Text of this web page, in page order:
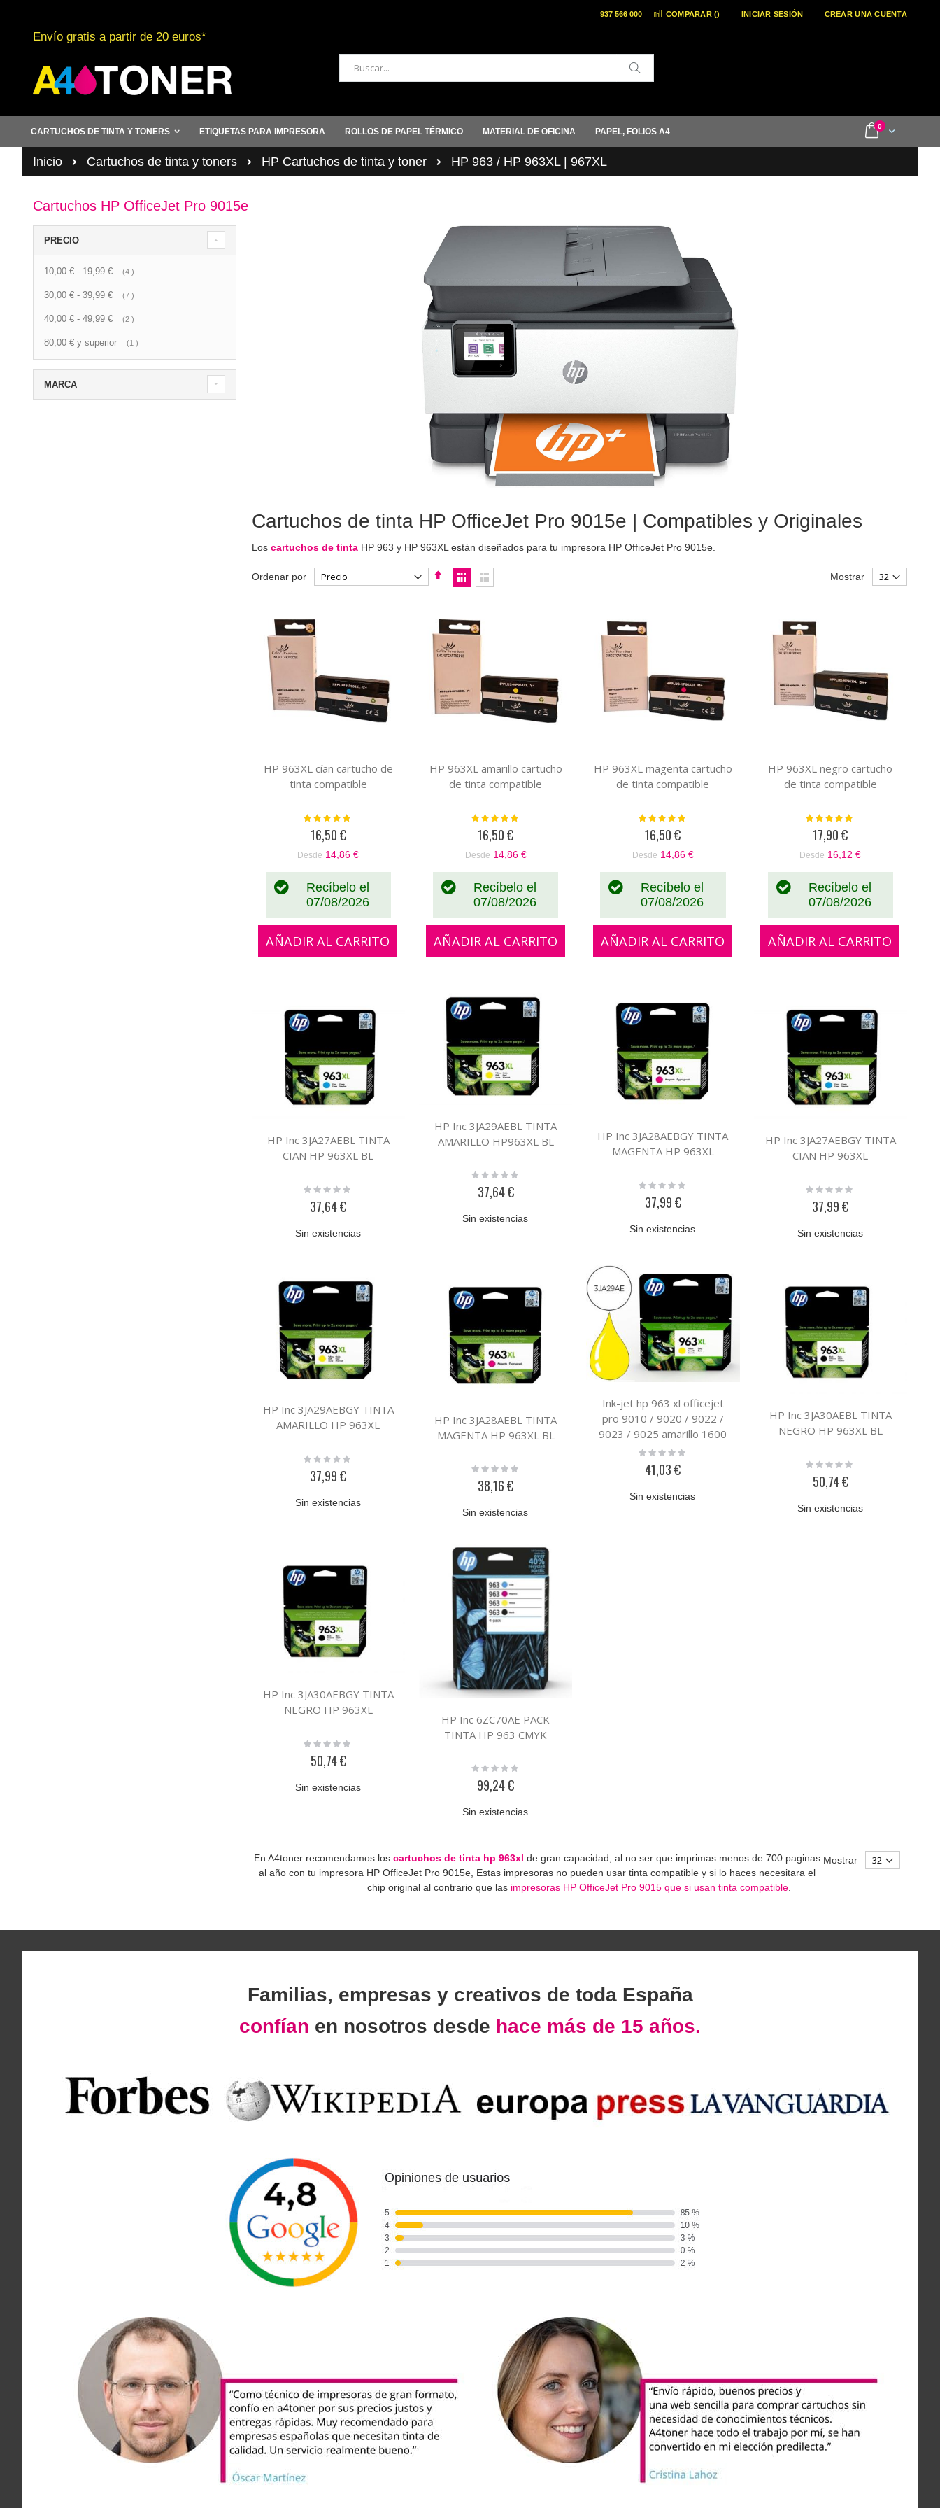
al
contenido
COMPARAR () INICIAR SESIÓN CREAR UNA CUENTA
937 566 000
Envío gratis a partir de 20 euros*
Buscar
Cart
0items
CARTUCHOS DE TINTA Y TONERS ETIQUETAS PARA IMPRESORA ROLLOS DE PAPEL TÉRMICO MATERIAL DE OFICINA PAPEL, FOLIOS A4
Inicio Cartuchos de tinta y toners HP Cartuchos de tinta y toner HP 963 / HP 963XL | 967XL
Cartuchos HP OfficeJet Pro 9015e
Cartuchos de tinta HP OfficeJet Pro 9015e | Compatibles y Originales
Los cartuchos de tintaHP 963 y HP 963XL están diseñados para tu impresora HP OfficeJet Pro 9015e.
Ordenar por
Fijar
Dirección
Ver
como
Mostrar
HP 963XL cían cartucho de
tinta compatible
Valoración:
16,50 €
Desde 14,86 €
Recíbelo el
07/08/2026
AÑADIR AL CARRITO
HP 963XL amarillo cartucho
de tinta compatible
Valoración:
16,50 €
Desde 14,86 €
Recíbelo el
07/08/2026
AÑADIR AL CARRITO
HP 963XL magenta cartucho
de tinta compatible
Valoración:
16,50 €
Desde 14,86 €
Recíbelo el
07/08/2026
AÑADIR AL CARRITO
HP 963XL negro cartucho
de tinta compatible
Valoración:
17,90 €
Desde 16,12 €
Recíbelo el
07/08/2026
AÑADIR AL CARRITO
HP Inc 3JA27AEBL TINTA
CIAN HP 963XL BL
Rating:
37,64 €
Sin existencias
HP Inc 3JA29AEBL TINTA
AMARILLO HP963XL BL
Rating:
37,64 €
Sin existencias
HP Inc 3JA28AEBGY TINTA
MAGENTA HP 963XL
Rating:
37,99 €
Sin existencias
HP Inc 3JA27AEBGY TINTA
CIAN HP 963XL
Rating:
37,99 €
Sin existencias
HP Inc 3JA29AEBGY TINTA
AMARILLO HP 963XL
Rating:
37,99 €
Sin existencias
HP Inc 3JA28AEBL TINTA
MAGENTA HP 963XL BL
Rating:
38,16 €
Sin existencias
Ink-jet hp 963 xl officejet
pro 9010 / 9020 / 9022 /
9023 / 9025 amarillo 1600
paginas
Rating:
41,03 €
Sin existencias
HP Inc 3JA30AEBL TINTA
NEGRO HP 963XL BL
Rating:
50,74 €
Sin existencias
HP Inc 3JA30AEBGY TINTA
NEGRO HP 963XL
Rating:
50,74 €
Sin existencias
HP Inc 6ZC70AE PACK
TINTA HP 963 CMYK
Rating:
99,24 €
Sin existencias
Mostrar
En A4toner recomendamos loscartuchos de tinta hp 963xl de gran capacidad, al no ser que imprimas menos de 700 paginas
al año con tu impresora HP OfficeJet Pro 9015e, Estas impresoras no pueden usar tinta compatible y si lo haces necesitara el
chip original al contrario que las impresoras HP OfficeJet Pro 9015 que si usan tinta compatible
PRECIO
10,00 € - 19,99 € 4 artículo
30,00 € - 39,99 € 7 artículo
40,00 € - 49,99 € 2 artículo
80,00 € y superior 1 artículo
MARCA
Familias, empresas y creativos de toda España
confían en nosotros desde hace más de 15 años.